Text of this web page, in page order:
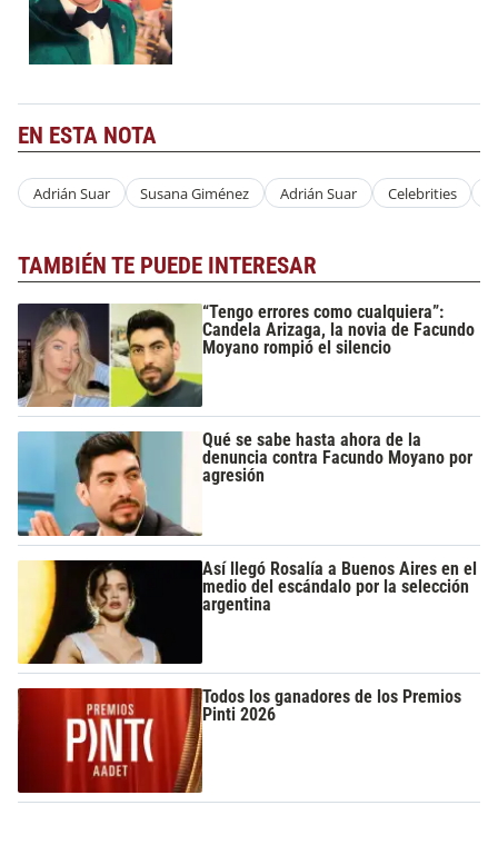
EN ESTA NOTA
Adrián Suar Susana Giménez Adrián Suar Celebrities
TAMBIÉN TE PUEDE INTERESAR
“Tengo errores como cualquiera”:
Candela Arizaga, la novia de Facundo
Moyano rompió el silencio
Qué se sabe hasta ahora de la
denuncia contra Facundo Moyano por
agresión
Así llegó Rosalía a Buenos Aires en el
medio del escándalo por la selección
argentina
Todos los ganadores de los Premios
Pinti 2026